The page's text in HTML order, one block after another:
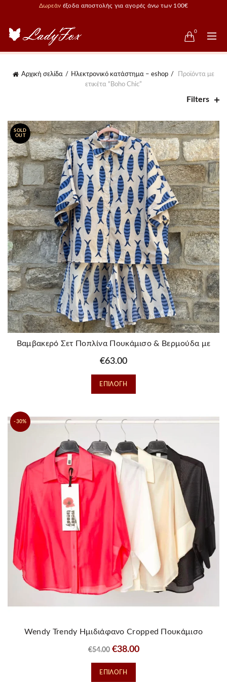
Δωρεάν έξοδα αποστολής για αγορές άνω των 100€
0
Αρχική σελίδα Ηλεκτρονικό κατάστημα – eshop
Προϊόντα με
ετικέτα “Boho Chic”
Filters
SOLD
OUT
Βαμβακερό Σετ Ποπλίνα Πουκάμισο & Βερμούδα με
€63.00
ΕΠΙΛΟΓΉ
πολλαπλές
παραλλαγές.
Οι
επιλογές
μπορούν
επιλεγούν
σελίδα
προϊόντος
-30%
Wendy Trendy Ημιδιάφανο Cropped Πουκάμισο
€54.00 Original
price
was:
€38.00Η
ΕΠΙΛΟΓΉ